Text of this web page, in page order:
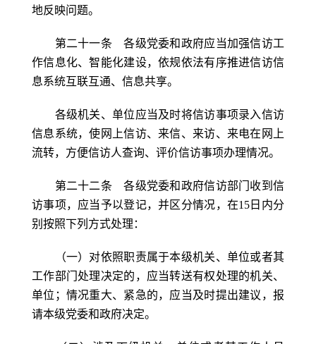
地反映问题。
第二十一条 各级党委和政府应当加强信访工
作信息化、智能化建设，依规依法有序推进信访信
息系统互联互通、信息共享。
各级机关、单位应当及时将信访事项录入信访
信息系统，使网上信访、来信、来访、来电在网上
流转，方便信访人查询、评价信访事项办理情况。
第二十二条 各级党委和政府信访部门收到信
访事项，应当予以登记，并区分情况，在15日内分
别按照下列方式处理：
（一）对依照职责属于本级机关、单位或者其
工作部门处理决定的，应当转送有权处理的机关、
单位；情况重大、紧急的，应当及时提出建议，报
请本级党委和政府决定。